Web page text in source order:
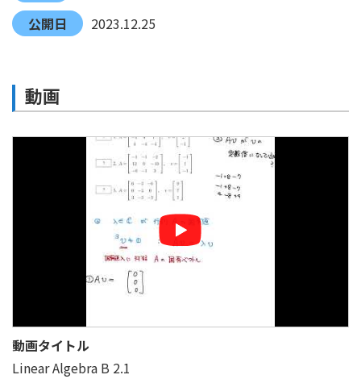
公開日
2023.12.25
動画
動画タイトル
Linear Algebra B 2.1